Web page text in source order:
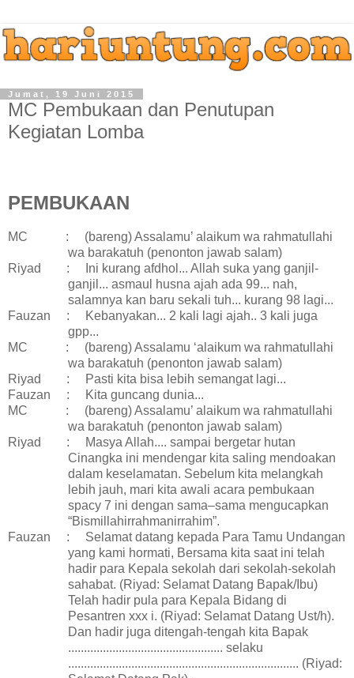
Jumat, 19 Juni 2015
MC Pembukaan dan Penutupan
Kegiatan Lomba
PEMBUKAAN
MC :
(bareng) Assalamu’ alaikum wa rahmatullahi
wa barakatuh (penonton jawab salam)
Riyad
:
Ini kurang afdhol... Allah suka yang ganjil-
ganjil... asmaul husna ajah ada 99... nah,
salamnya kan baru sekali tuh... kurang 98 lagi...
Fauzan
: Kebanyakan... 2 kali lagi ajah.. 3 kali juga
gpp...
MC
:
(bareng) Assalamu ‘alaikum wa rahmatullahi
wa barakatuh (penonton jawab salam)
Riyad
:
Pasti kita bisa lebih semangat lagi...
Fauzan
:
Kita guncang dunia...
MC
:
(bareng) Assalamu’ alaikum wa rahmatullahi
wa barakatuh (penonton jawab salam)
Riyad
:
Masya Allah.... sampai bergetar hutan
Cinangka ini mendengar kita saling mendoakan
dalam keselamatan. Sebelum kita melangkah
lebih jauh, mari kita awali acara pembukaan
spacy 7 ini dengan sama–sama mengucapkan
“Bismillahirrahmanirrahim”.
Fauzan
:
Selamat datang kepada Para Tamu Undangan
yang kami hormati, Bersama kita saat ini telah
hadir para Kepala sekolah dari sekolah-sekolah
sahabat. (Riyad: Selamat Datang Bapak/Ibu)
Telah hadir pula para Kepala Bidang di
Pesantren xxx i. (Riyad: Selamat Datang Ust/h).
Dan hadir juga ditengah-tengah kita Bapak
................................................. selaku
......................................................................... (Riyad: